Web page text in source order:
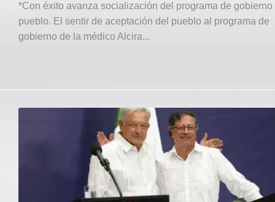
*Con éxito avanza socialización del programa de gobierno
pueblo. El sentir de aceptación del pueblo al programa de
gobierno de la médico Alcira...